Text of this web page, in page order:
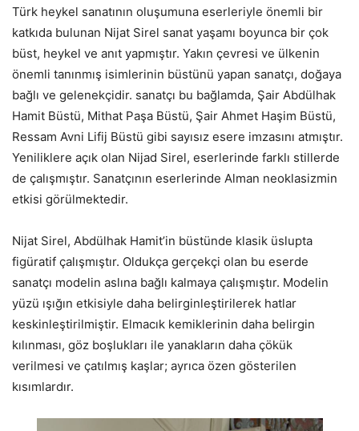
Türk heykel sanatının oluşumuna eserleriyle önemli bir
katkıda bulunan Nijat Sirel sanat yaşamı boyunca bir çok
büst, heykel ve anıt yapmıştır. Yakın çevresi ve ülkenin
önemli tanınmış isimlerinin büstünü yapan sanatçı, doğaya
bağlı ve gelenekçidir. sanatçı bu bağlamda, Şair Abdülhak
Hamit Büstü, Mithat Paşa Büstü, Şair Ahmet Haşim Büstü,
Ressam Avni Lifij Büstü gibi sayısız esere imzasını atmıştır.
Yeniliklere açık olan Nijad Sirel, eserlerinde farklı stillerde
de çalışmıştır. Sanatçının eserlerinde Alman neoklasizmin
etkisi görülmektedir.
Nijat Sirel, Abdülhak Hamit’in büstünde klasik üslupta
figüratif çalışmıştır. Oldukça gerçekçi olan bu eserde
sanatçı modelin aslına bağlı kalmaya çalışmıştır. Modelin
yüzü ışığın etkisiyle daha belirginleştirilerek hatlar
keskinleştirilmiştir. Elmacık kemiklerinin daha belirgin
kılınması, göz boşlukları ile yanakların daha çökük
verilmesi ve çatılmış kaşlar; ayrıca özen gösterilen
kısımlardır.